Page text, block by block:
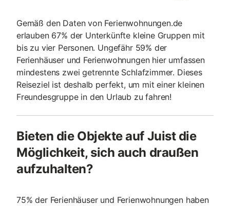
Gemäß den Daten von Ferienwohnungen.de
erlauben 67% der Unterkünfte kleine Gruppen mit
bis zu vier Personen. Ungefähr 59% der
Ferienhäuser und Ferienwohnungen hier umfassen
mindestens zwei getrennte Schlafzimmer. Dieses
Reiseziel ist deshalb perfekt, um mit einer kleinen
Freundesgruppe in den Urlaub zu fahren!
Bieten die Objekte auf Juist die
Möglichkeit, sich auch draußen
aufzuhalten?
75% der Ferienhäuser und Ferienwohnungen haben